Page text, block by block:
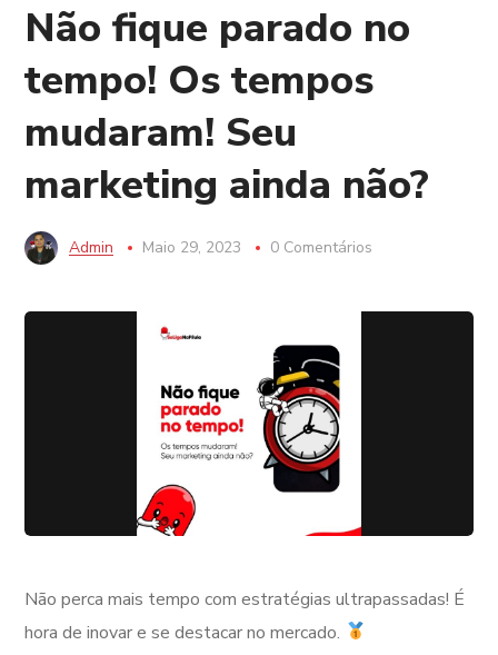
Não fique parado no
tempo! Os tempos
mudaram! Seu
marketing ainda não?
Admin Maio 29, 2023 0 Comentários
Não perca mais tempo com estratégias ultrapassadas! É
hora de inovar e se destacar no mercado.